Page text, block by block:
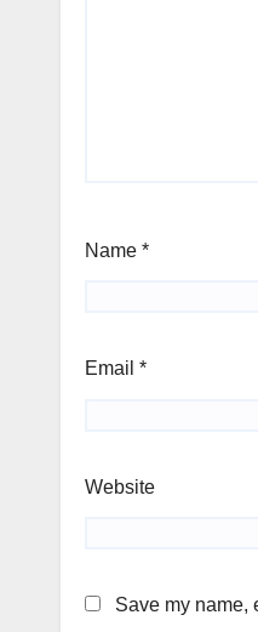
Name *
Email *
Website
Save my name,